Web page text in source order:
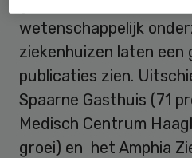
wetenschappelijk
ziekenhuizen laten een
publicaties zien.
Spaarne Gasthuis (71
Medisch Centrum
groei) en het Amphia